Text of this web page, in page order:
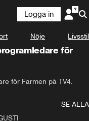
Logga in
Nöje Livsstil
för
för Farmen på TV4.
SE ALLA